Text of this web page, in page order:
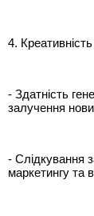
4. Креативність
- Здатність
залучення
- Слідкування
маркетингу та